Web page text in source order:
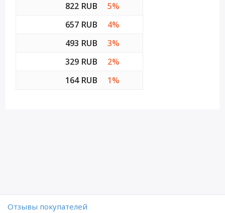
822 RUB
5%
657 RUB
4%
493 RUB
3%
329 RUB
2%
164 RUB
1%
Отзывы покупателей